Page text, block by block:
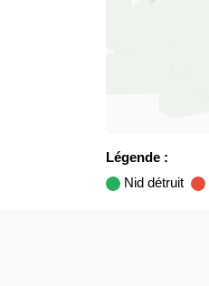
Légende :
Nid détruit